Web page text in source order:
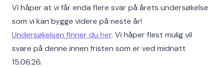
Vi håper at vi får enda flere svar på årets undersøkelse
som vi kan bygge videre på neste år!
Undersøkelsen finner du her. Vi håper flest mulig vil
svare på denne innen fristen som er ved midnatt
15.06.26.